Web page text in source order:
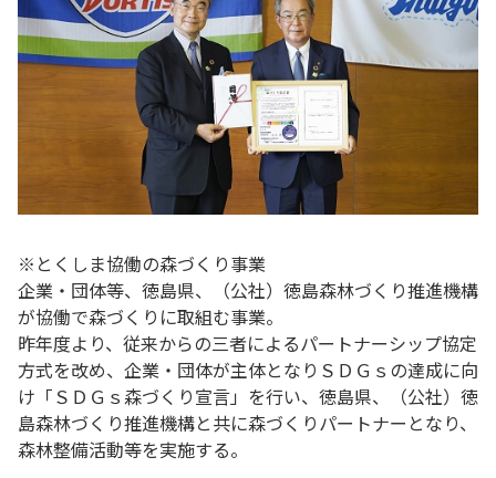
※とくしま協働の森づくり事業
企業・団体等、徳島県、（公社）徳島森林づくり推進機構
が協働で森づくりに取組む事業。
昨年度より、従来からの三者によるパートナーシップ協定
方式を改め、企業・団体が主体となりＳＤＧｓの達成に向
け「ＳＤＧｓ森づくり宣言」を行い、徳島県、（公社）徳
島森林づくり推進機構と共に森づくりパートナーとなり、
森林整備活動等を実施する。